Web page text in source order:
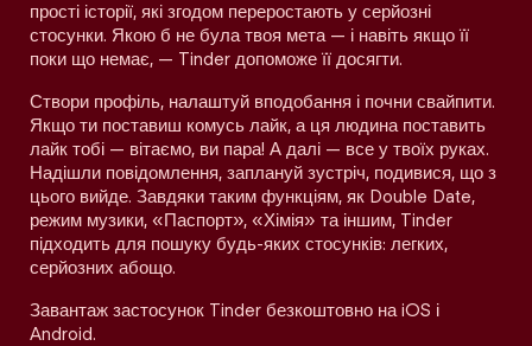
прості історії, які згодом переростають у серйозні
стосунки. Якою б не була твоя мета — і навіть якщо її
поки що немає, — Tinder допоможе її досягти.
Створи профіль, налаштуй вподобання і почни свайпити.
Якщо ти поставиш комусь лайк, а ця людина поставить
лайк тобі — вітаємо, ви пара! А далі — все у твоїх руках.
Надішли повідомлення, заплануй зустріч, подивися, що з
цього вийде. Завдяки таким функціям, як Double Date,
режим музики, «Паспорт», «Хімія» та іншим, Tinder
підходить для пошуку будь-яких стосунків: легких,
серйозних абощо.
Завантаж застосунок Tinder безкоштовно на iOS і
Android.